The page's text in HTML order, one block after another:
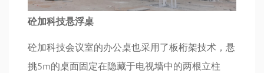
砼加科技悬浮桌
砼加科技会议室的办公桌也采用了板桁架技术，悬
挑5m的桌面固定在隐藏于电视墙中的两根立柱